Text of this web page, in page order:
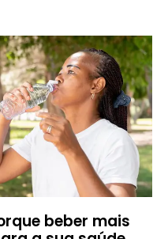
beber mais